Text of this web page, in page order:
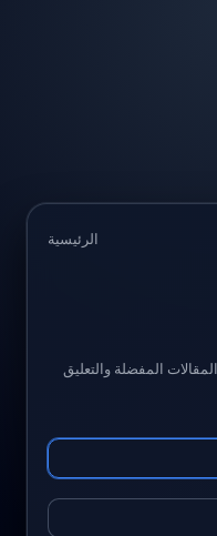
الرئيسية
المفضلة والتعليق